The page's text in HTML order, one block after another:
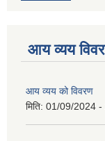
आय व्यय
आय व्यय को विवरण
मिति: 01/09/2024 -